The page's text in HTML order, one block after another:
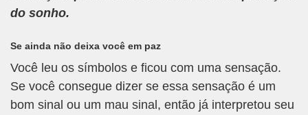
do sonho.
Se ainda não deixa você em paz
Você leu os símbolos e ficou com uma sensação.
Se você consegue dizer se essa sensação é um
bom sinal ou um mau sinal, então já interpretou seu